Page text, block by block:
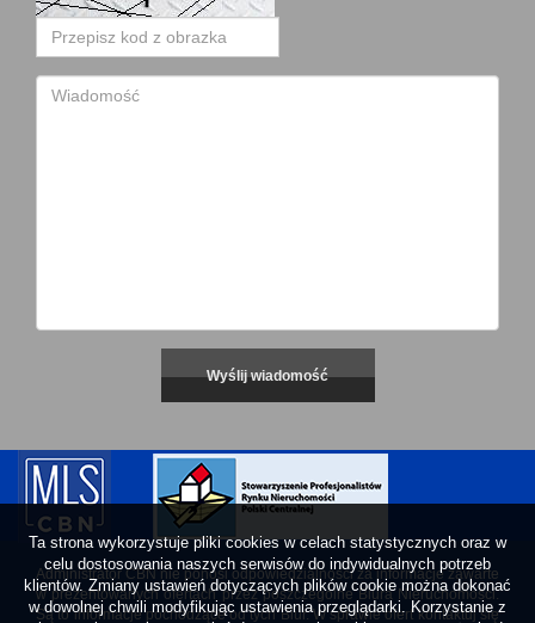
Administrator CBN nie ponosi odpowiedzialności za informacje zawarte
w prezentowanych ofertach przez poszczególne Biura Nieruchomości.
Są to informacje pochodzące od tych Biur. W sprawie ofert kontaktuj się
Ta strona wykorzystuje pliki cookies w celach statystycznych oraz w
celu dostosowania naszych serwisów do indywidualnych potrzeb
klientów. Zmiany ustawień dotyczących plików cookie można dokonać
w dowolnej chwili modyfikując ustawienia przeglądarki. Korzystanie z